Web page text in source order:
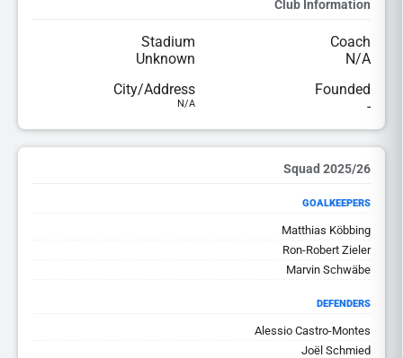
Club Information
Coach
N/A
Stadium
Unknown
Founded
-
City/Address
N/A
2025/26 Squad
GOALKEEPERS
Matthias Köbbing
Ron-Robert Zieler
Marvin Schwäbe
DEFENDERS
Alessio Castro-Montes
Joël Schmied